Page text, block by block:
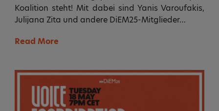
Koalition steht! Mit dabei sind Yanis Varoufakis,
Julijana Zita und andere DiEM25-Mitglieder…
Read More